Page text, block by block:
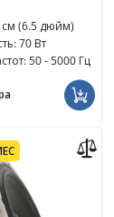
см (6.5 дюйм)
70 Вт
50 - 5000 Гц